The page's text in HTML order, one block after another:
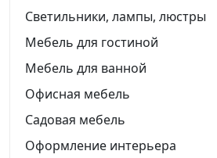
Светильники, лампы, люстры
Мебель для гостиной
Мебель для ванной
Офисная мебель
Садовая мебель
Оформление интерьера